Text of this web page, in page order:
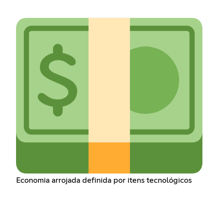
Economia arrojada definida por itens tecnológicos